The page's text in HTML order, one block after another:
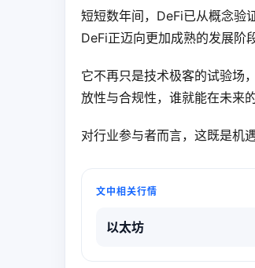
短短数年间，DeFi已从概念验
DeFi正迈向更加成熟的发展阶段
它不再只是技术极客的试验场
放性与合规性，谁就能在未来
对行业参与者而言，这既是机
文中相关行情
以太坊